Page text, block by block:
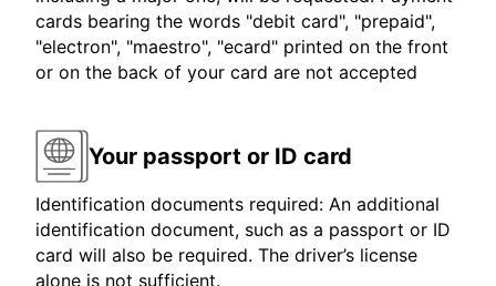
cards bearing the words "debit card", "prepaid",
"electron", "maestro", "ecard" printed on the front
or on the back of your card are not accepted
Your passport or ID card
Identification documents required: An additional
identification document, such as a passport or ID
card will also be required. The driver’s license
alone is not sufficient.